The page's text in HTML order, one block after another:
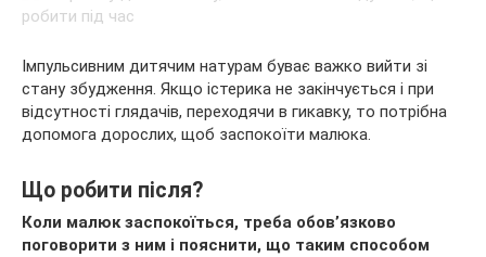
Імпульсивним дитячим натурам буває важко вийти зі
стану збудження. Якщо істерика не закінчується і при
відсутності глядачів, переходячи в гикавку, то потрібна
допомога дорослих, щоб заспокоїти малюка.
Що робити після?
Коли малюк заспокоїться, треба обов’язково
поговорити з ним і пояснити, що таким способом